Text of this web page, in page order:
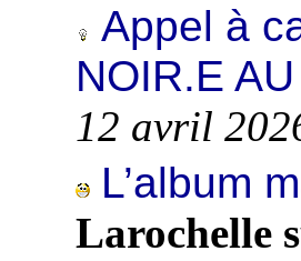
Appel à
NOIR.E
12 avril
L’album
Larochelle